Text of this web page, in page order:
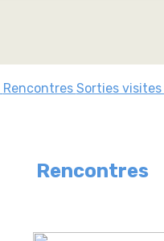
Rencontres Sorties visites
Rencontres